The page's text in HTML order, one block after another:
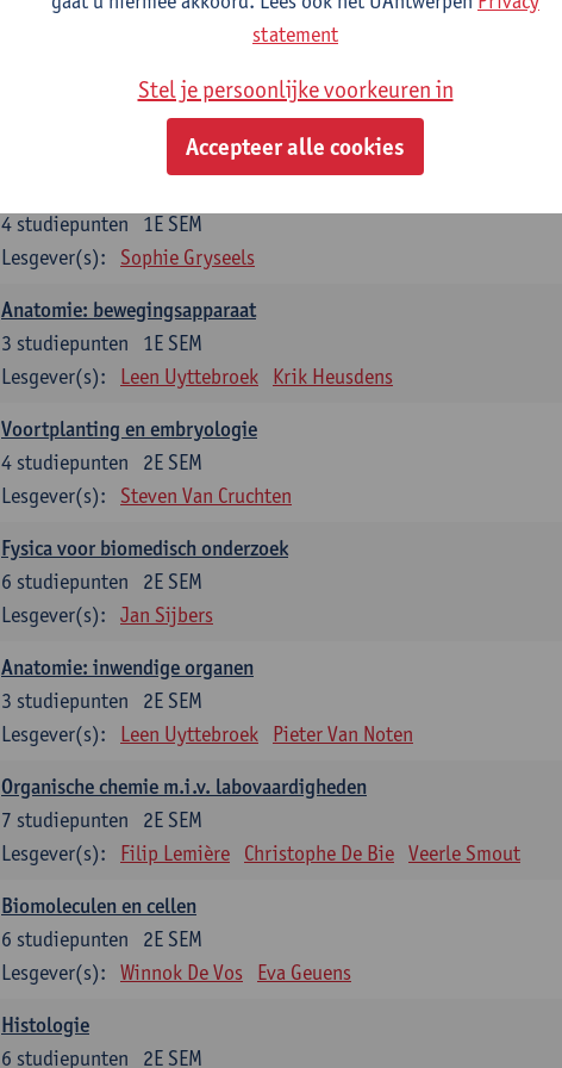
Studium generale in de biomedische wetenschappen deel 1:
1E SEM
Anja Verhulst Sebastiaan De Schepper
1E SEM
4 studiepunten
Lesgever(s):
Sophie Gryseels
Anatomie: bewegingsapparaat
1E SEM
3 studiepunten
Lesgever(s):
Leen Uyttebroek Krik Heusdens
Voortplanting en embryologie
2E SEM
4 studiepunten
Lesgever(s):
Steven Van Cruchten
Fysica voor biomedisch onderzoek
2E SEM
6 studiepunten
Lesgever(s):
Jan Sijbers
Anatomie: inwendige organen
2E SEM
3 studiepunten
Lesgever(s):
Leen Uyttebroek Pieter Van Noten
Organische chemie m.i.v. labovaardigheden
2E SEM
7 studiepunten
Lesgever(s):
Filip Lemière Christophe De Bie Veerle Smout
Biomoleculen en cellen
2E SEM
6 studiepunten
Lesgever(s):
Winnok De Vos Eva Geuens
Histologie
2E SEM
6 studiepunten
statement
Stel je persoonlijke voorkeuren in
Accepteer alle cookies